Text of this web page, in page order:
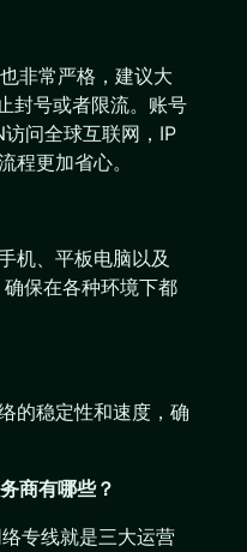
非常严格，建议大
封号或者限流。账号
问全球互联网，IP
程更加省心。
机、平板电脑以及
保在各种环境下都
的稳定性和速度，确
商有哪些？
专线就是三大运营